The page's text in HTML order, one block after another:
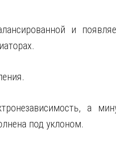
и
а
под уклоном.